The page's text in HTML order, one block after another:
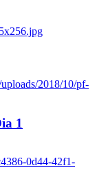
2018/10/pf-
1
0d44-42f1-